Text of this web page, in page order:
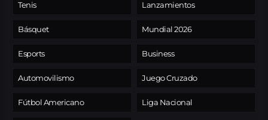
Tenis
Básquet
Esports
Automovilismo
Fútbol Americano
Lanzamientos
Mundial 2026
Business
Juego Cruzado
Liga Nacional